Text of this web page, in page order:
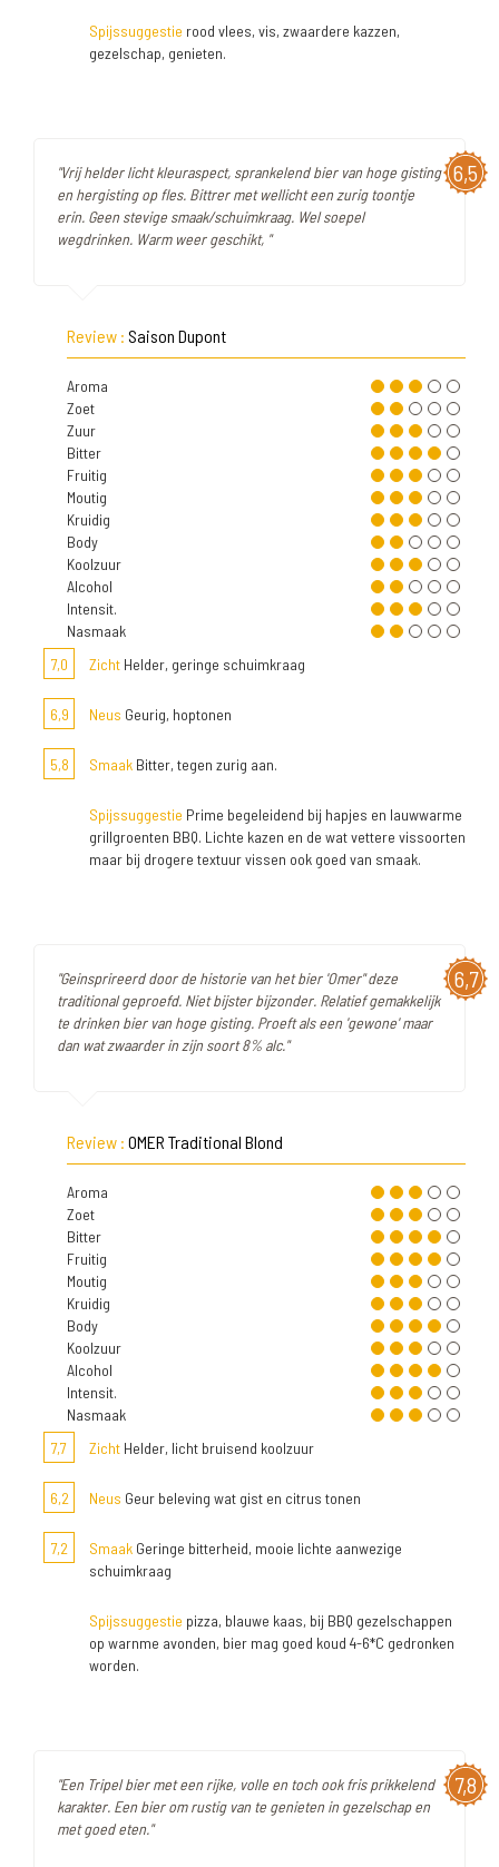
Spijssuggestie rood vlees, vis, zwaardere kazzen,
gezelschap, genieten.
6,5
"Vrij helder licht kleuraspect, sprankelend bier van hoge gisting
en hergisting op fles. Bittrer met wellicht een zurig toontje
erin. Geen stevige smaak/schuimkraag. Wel soepel
wegdrinken. Warm weer geschikt, "
Review : Saison Dupont
Aroma
Zoet
Zuur
Bitter
Fruitig
Moutig
Kruidig
Body
Koolzuur
Alcohol
Intensit.
Nasmaak
7,0
Zicht Helder, geringe schuimkraag
6,9 Neus Geurig, hoptonen
5,8 Smaak Bitter, tegen zurig aan.
Spijssuggestie Prime begeleidend bij hapjes en lauwwarme
grillgroenten BBQ. Lichte kazen en de wat vettere vissoorten
maar bij drogere textuur vissen ook goed van smaak.
6,7
"Geinsprireerd door de historie van het bier 'Omer" deze
traditional geproefd. Niet bijster bijzonder. Relatief gemakkelijk
te drinken bier van hoge gisting. Proeft als een 'gewone' maar
dan wat zwaarder in zijn soort 8% alc."
Review : OMER Traditional Blond
Aroma
Zoet
Bitter
Fruitig
Moutig
Kruidig
Body
Koolzuur
Alcohol
Intensit.
Nasmaak
7,7
Zicht Helder, licht bruisend koolzuur
6,2 Neus Geur beleving wat gist en citrus tonen
7,2 Smaak Geringe bitterheid, mooie lichte aanwezige
schuimkraag
Spijssuggestie pizza, blauwe kaas, bij BBQ gezelschappen
op warnme avonden, bier mag goed koud 4-6*C gedronken
worden.
7,8
"Een Tripel bier met een rijke, volle en toch ook fris prikkelend
karakter. Een bier om rustig van te genieten in gezelschap en
met goed eten."